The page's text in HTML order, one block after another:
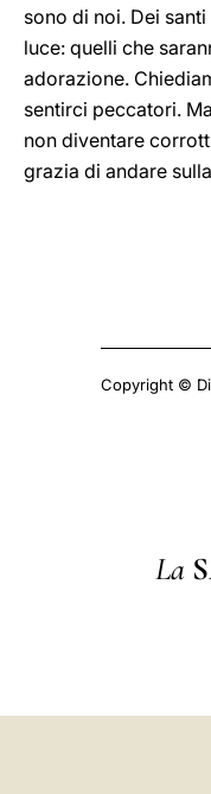
sono di noi. Dei
luce: quelli che
adorazione.
sentirci peccatori.
non diventare
grazia di andare
Copyright ©
La